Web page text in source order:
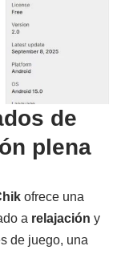
de
plena
ofrece una
a relajación y
de juego, una